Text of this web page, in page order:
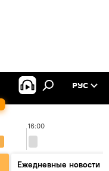
РУС
16:00
Ежедневные новости